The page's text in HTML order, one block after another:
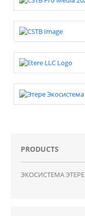
PRODUCTS
ЭКОСИСТЕМА ЭТЕРE